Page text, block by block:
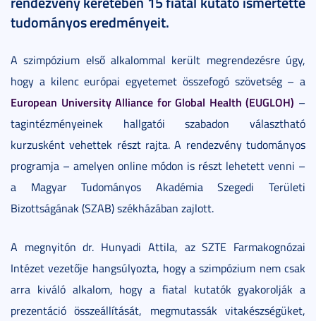
tudományos eredményeit.
A szimpózium első alkalommal került megrendezésre úgy,
hogy a kilenc európai egyetemet összefogó szövetség – a
European University Alliance for Global Health (EUGLOH) –
tagintézményeinek hallgatói szabadon választható
kurzusként vehettek részt rajta. A rendezvény tudományos
programja – amelyen online módon is részt lehetett venni –
a Magyar Tudományos Akadémia Szegedi Területi
Bizottságának (SZAB) székházában zajlott.
A megnyitón dr. Hunyadi Attila, az SZTE Farmakognózai
Intézet vezetője hangsúlyozta, hogy a szimpózium nem csak
arra kiváló alkalom, hogy a fiatal kutatók gyakorolják a
prezentáció összeállítását, megmutassák vitakészségüket,